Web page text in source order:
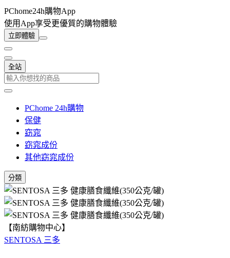
PChome24h購物App
使用App享受更優質的購物體驗
立即體驗
全站
PChome 24h購物
保健
窈窕
窈窕成份
其他窈窕成份
分類
【南紡購物中心】
SENTOSA 三多